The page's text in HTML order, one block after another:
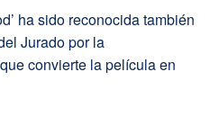
ha sido reconocida también
Jurado por la
convierte la película en